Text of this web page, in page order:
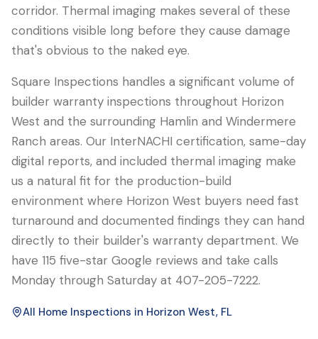
corridor. Thermal imaging makes several of these
conditions visible long before they cause damage
that's obvious to the naked eye.
Square Inspections handles a significant volume of
builder warranty inspections throughout Horizon
West and the surrounding Hamlin and Windermere
Ranch areas. Our InterNACHI certification, same-day
digital reports, and included thermal imaging make
us a natural fit for the production-build
environment where Horizon West buyers need fast
turnaround and documented findings they can hand
directly to their builder's warranty department. We
have 115 five-star Google reviews and take calls
Monday through Saturday at 407-205-7222.
All Home Inspections in Horizon West, FL